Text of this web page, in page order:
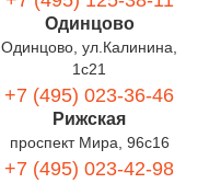
Одинцово
Одинцово, ул.Калинина,
1с21
+7 (495) 023-36-46
Рижская
проспект Мира, 96с16
+7 (495) 023-42-98